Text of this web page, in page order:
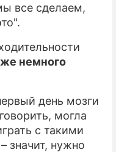
все сделаем,
немного
день мозги
могла
с такими
значит, нужно